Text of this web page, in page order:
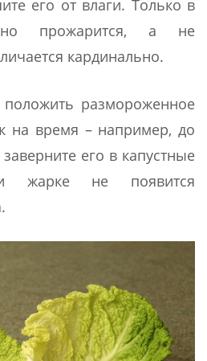
его от влаги. Только в
прожарится, а не
кардинально.
размороженное
на время – например, до
его в капустные
жарке не появится